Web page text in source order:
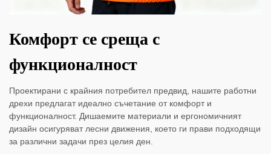
Комфорт се среща с
функционалност
Проектирани с крайния потребител предвид, нашите работни
дрехи предлагат идеално съчетание от комфорт и
функционалност. Дишаемите материали и ергономичният
дизайн осигуряват лесни движения, което ги прави подходящи
за различни задачи през целия ден.